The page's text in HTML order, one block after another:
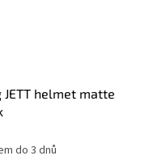
JETT helmet matte
do 3 dnů